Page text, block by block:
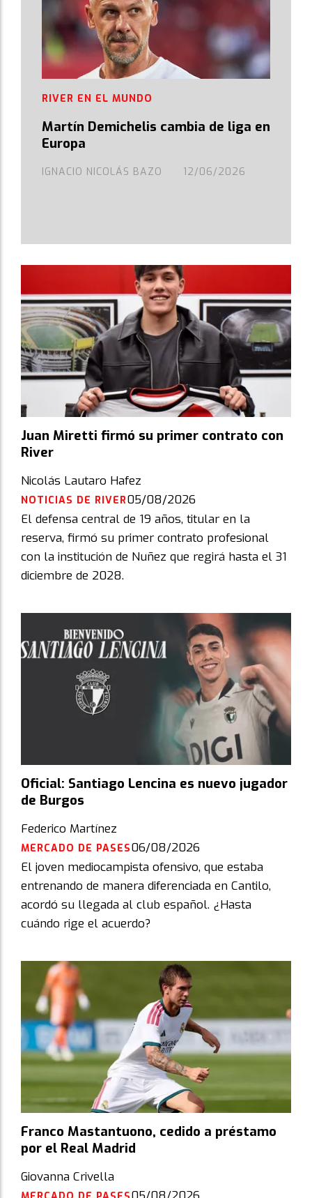
Martín Demichelis cambia de liga en
Europa
IGNACIO NICOLÁS BAZO
RIVER EN EL MUNDO
12/06/2026
Juan Miretti firmó su primer contrato con
River
Nicolás Lautaro Hafez
NOTICIAS DE RIVER05/08/2026
El defensa central de 19 años, titular en la
reserva, firmó su primer contrato profesional
con la institución de Nuñez que regirá hasta el 31
diciembre de 2028.
Oficial: Santiago Lencina es nuevo jugador
de Burgos
Federico Martínez
MERCADO DE PASES06/08/2026
El joven mediocampista ofensivo, que estaba
entrenando de manera diferenciada en Cantilo,
acordó su llegada al club español. ¿Hasta
cuándo rige el acuerdo?
Franco Mastantuono, cedido a préstamo
por el Real Madrid
Giovanna Crivella